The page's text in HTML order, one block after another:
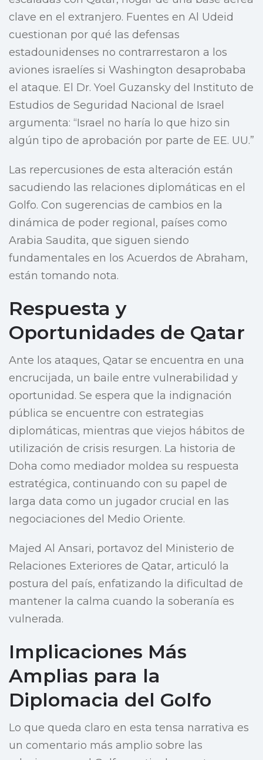
clave en el extranjero. Fuentes en Al Udeid
cuestionan por qué las defensas
estadounidenses no contrarrestaron a los
aviones israelíes si Washington desaprobaba
el ataque. El Dr. Yoel Guzansky del Instituto de
Estudios de Seguridad Nacional de Israel
argumenta: “Israel no haría lo que hizo sin
algún tipo de aprobación por parte de EE. UU.”
Las repercusiones de esta alteración están
sacudiendo las relaciones diplomáticas en el
Golfo. Con sugerencias de cambios en la
dinámica de poder regional, países como
Arabia Saudita, que siguen siendo
fundamentales en los Acuerdos de Abraham,
están tomando nota.
Respuesta y
Oportunidades de Qatar
Ante los ataques, Qatar se encuentra en una
encrucijada, un baile entre vulnerabilidad y
oportunidad. Se espera que la indignación
pública se encuentre con estrategias
diplomáticas, mientras que viejos hábitos de
utilización de crisis resurgen. La historia de
Doha como mediador moldea su respuesta
estratégica, continuando con su papel de
larga data como un jugador crucial en las
negociaciones del Medio Oriente.
Majed Al Ansari, portavoz del Ministerio de
Relaciones Exteriores de Qatar, articuló la
postura del país, enfatizando la dificultad de
mantener la calma cuando la soberanía es
vulnerada.
Implicaciones Más
Amplias para la
Diplomacia del Golfo
Lo que queda claro en esta tensa narrativa es
un comentario más amplio sobre las